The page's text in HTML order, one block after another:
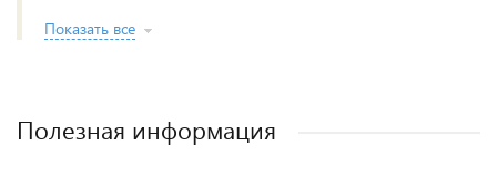
Показать все
Полезная информация